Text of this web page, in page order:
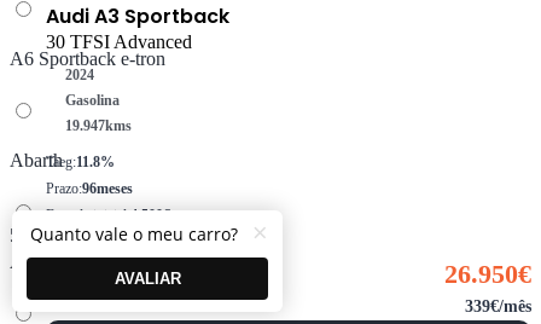
A6 Sportback e-tron
Abarth
500
Alfa Romeo
Audi A3 Sportback
30 TFSI Advanced
2024
Gasolina
19.947kms
Taeg:11.8%
Prazo:96meses
Entrada inicial:4.500€
Montante financiado:22.450€
26.950€
339€/mês
×
Quanto vale o meu carro?
AVALIAR